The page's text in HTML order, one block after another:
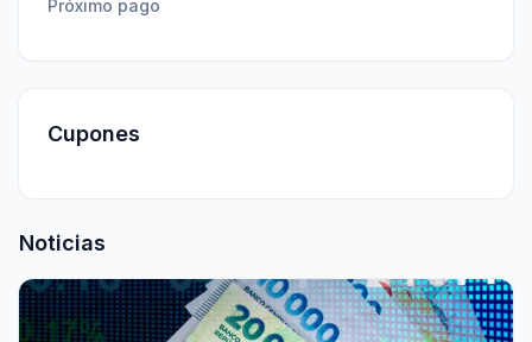
Próximo pago
Cupones
Noticias